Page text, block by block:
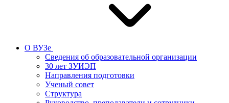
О ВУЗе
Сведения об образовательной организации
30 лет ЗУИЭП
Направления подготовки
Ученый совет
Структура